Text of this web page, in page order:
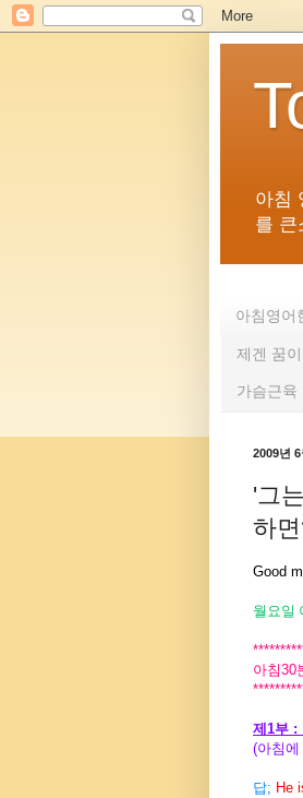
아침
를 큰
아침영어
제겐 꿈
가슴근육
2009년 6
'그
하
Good
월요일
아침30
제1부 :
(아침
답; He